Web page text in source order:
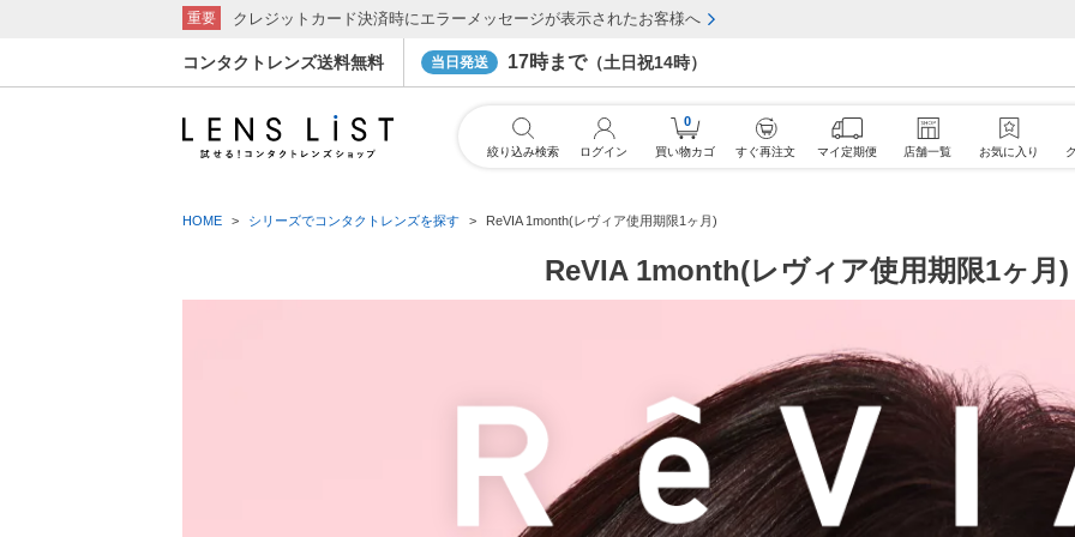
コンタクトレンズ送料無料 当日発送 17時まで（土日祝14時）
重要 クレジットカード決済時にエラーメッセージが表示されたお客様へ
HOME シリーズでコンタクトレンズを探す ReVIA 1month(レヴィア使用期限1ヶ月)
ReVIA 1month(レヴィア使用期限1ヶ月)
絞り込み検索 ログイン
0
買い物カゴ すぐ再注文 マイ定期便 店舗一覧 お気に入り